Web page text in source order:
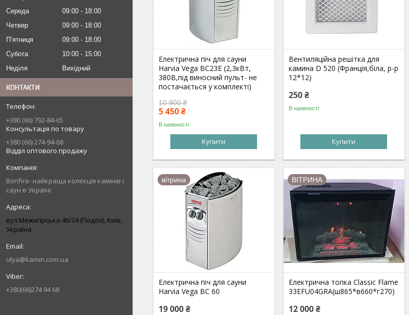
Середа
09:00
18:00
Четвер
09:00
18:00
Пʼятниця
09:00
18:00
Субота
10:00
15:00
Неділя
Вихідний
КОНТАКТИ
+380 (66) 792-84-65
Консультація по товару
+380 (66) 274-94-68
Відділ оптового продажу
Bonfire- найкраща колекція камінів і
саун в Україні
вул.Межигірська 46/24 (Подол), Київ,
Україна
ulya@kamin.com.ua
+380(66)274 94 68
Електрична піч для сауни
Harvia Vega BC23Е (2,3кВт,
380В,під виносний пульт- не
постачається у комплекті)
10 900 ₴
5 450 ₴
В наявності
Купити
Вентиляційна решітка для
камина D 520 (Франція,біла, р-р
12*12)
250 ₴
В наявності
Купити
вітрина
Електрична піч для сауни
Harvia Vega BC 60
19 000 ₴
ВІТРИНА
Електрична топка Classic Flame
33EFU04GRA(ш865*в660*г270)
12 000 ₴